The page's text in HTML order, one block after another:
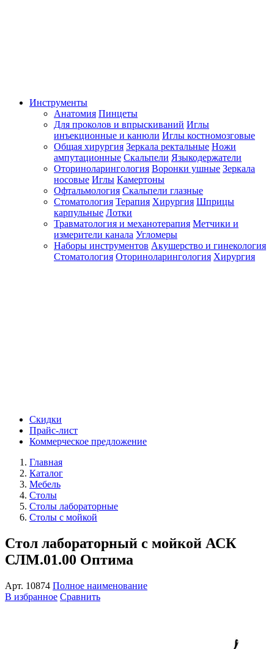
Инструменты
Анатомия Пинцеты
Для проколов и впрыскиваний Иглы
инъекционные и канюли Иглы костномозговые
Общая хирургия Зеркала ректальные Ножи
ампутационные Скальпели Языкодержатели
Оториноларингология Воронки ушные Зеркала
носовые Иглы Камертоны
Офтальмология Скальпели глазные
Стоматология Терапия Хирургия Шприцы
карпульные Лотки
Травматология и механотерапия Метчики и
измерители канала Угломеры
Наборы инструментов Акушерство и гинекология
Стоматология Оториноларингология Хирургия
Скидки
Прайс-лист
Коммерческое предложение
Главная
Каталог
Мебель
Столы
Столы лабораторные
Столы с мойкой
Стол лабораторный с мойкой АСК
СЛМ.01.00 Оптима
Арт. 10874 Полное наименование
В избранное Сравнить